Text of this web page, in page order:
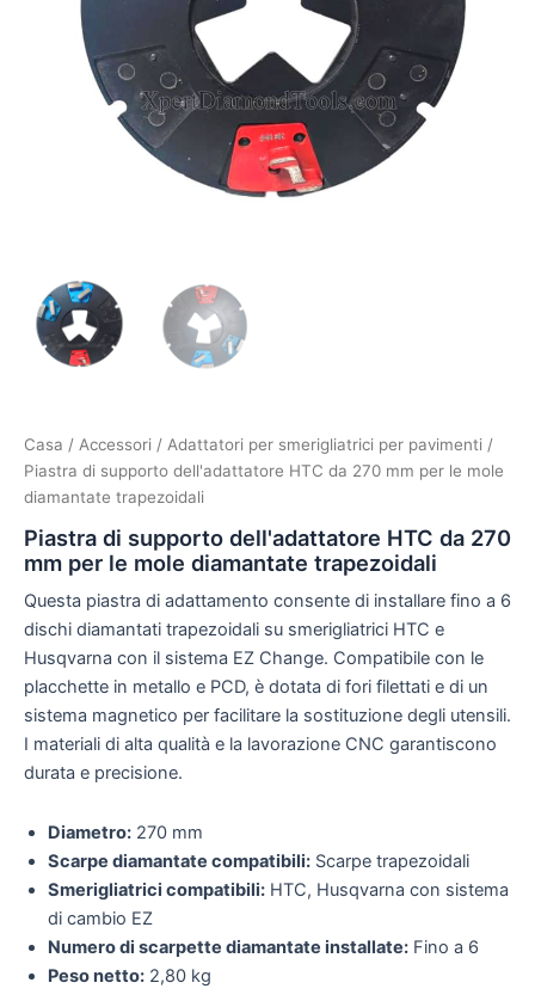
Casa / Accessori / Adattatori per smerigliatrici per pavimenti /
Piastra di supporto dell'adattatore HTC da 270 mm per le mole
diamantate trapezoidali
Piastra di supporto dell'adattatore HTC da 270
mm per le mole diamantate trapezoidali
Questa piastra di adattamento consente di installare fino a 6
dischi diamantati trapezoidali su smerigliatrici HTC e
Husqvarna con il sistema EZ Change. Compatibile con le
placchette in metallo e PCD, è dotata di fori filettati e di un
sistema magnetico per facilitare la sostituzione degli utensili.
I materiali di alta qualità e la lavorazione CNC garantiscono
durata e precisione.
Diametro: 270 mm
Scarpe diamantate compatibili: Scarpe trapezoidali
Smerigliatrici compatibili: HTC, Husqvarna con sistema
di cambio EZ
Numero di scarpette diamantate installate: Fino a 6
Peso netto: 2,80 kg